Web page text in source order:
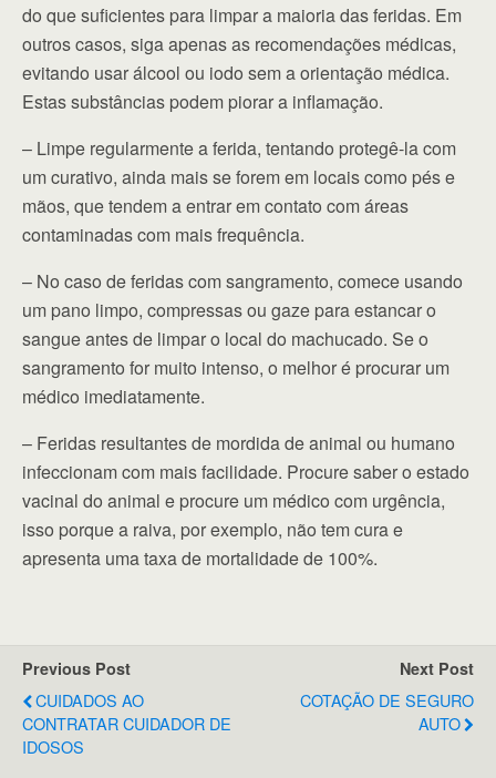
do que suficientes para limpar a maioria das feridas. Em
outros casos, siga apenas as recomendações médicas,
evitando usar álcool ou iodo sem a orientação médica.
Estas substâncias podem piorar a inflamação.
– Limpe regularmente a ferida, tentando protegê-la com
um curativo, ainda mais se forem em locais como pés e
mãos, que tendem a entrar em contato com áreas
contaminadas com mais frequência.
– No caso de feridas com sangramento, comece usando
um pano limpo, compressas ou gaze para estancar o
sangue antes de limpar o local do machucado. Se o
sangramento for muito intenso, o melhor é procurar um
médico imediatamente.
– Feridas resultantes de mordida de animal ou humano
infeccionam com mais facilidade. Procure saber o estado
vacinal do animal e procure um médico com urgência,
isso porque a raiva, por exemplo, não tem cura e
apresenta uma taxa de mortalidade de 100%.
Previous Post
CUIDADOS AO
CONTRATAR CUIDADOR DE
IDOSOS
Next Post
COTAÇÃO DE SEGURO
AUTO